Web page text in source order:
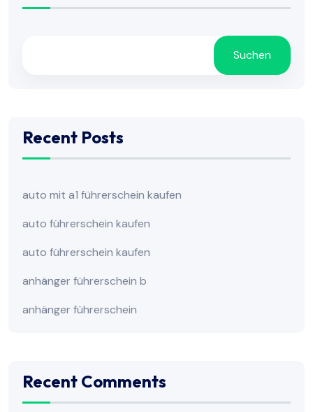
Suchen
Recent Posts
auto mit a1 führerschein kaufen
auto führerschein kaufen
auto führerschein kaufen
anhänger führerschein b
anhänger führerschein
Recent Comments